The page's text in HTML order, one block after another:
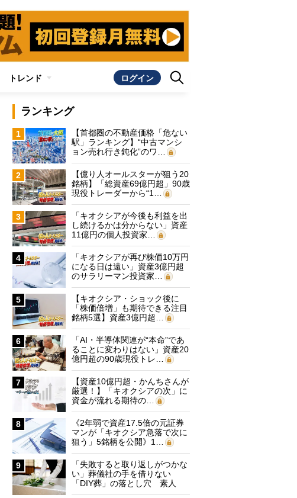
トレンド ログイン
ランキング
1
【首都圏の不動産価格「危ない
駅」ランキング】“中古マンシ
ョン売れ行き鈍化”のワ…
2
【億り人オールスターが狙う20
銘柄】「総資産69億円超」90歳
現役トレーダーから“1…
3
「キオクシアが今後も利益を出
し続けるかは分からない」資産
11億円の個人投資家…
4
「キオクシアが再び株価10万円
になる日は遠い」資産3億円超
のサラリーマン投資家…
5
【キオクシア・ショック後に
「株価倍増」も期待できる注目
銘柄5選】資産3億円超…
6
「AI・半導体関連が“本命”であ
ることに変わりはない」資産20
億円超の90歳現役トレ…
7
【資産10億円超・かんちさんが
厳選！】「キオクシアの次」に
資金が流れる期待の…
8
《2年弱で資産17.5倍の元証券
マンが「キオクシア急落で次に
狙う」5銘柄を公開》1…
9
「失敗すると取り返しがつかな
い」葬儀社の手を借りない
「DIY葬」の落とし穴 素人
に…